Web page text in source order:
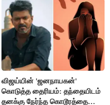
விஜய்யின் 'ஜனநாயகன்'
கொடுத்த தைரியம்: தந்தையிடம்
தனக்கு நேர்ந்த கொடூரத்தை